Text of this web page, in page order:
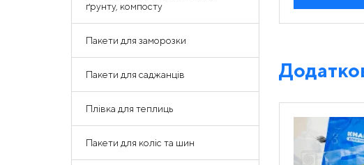
ґрунту, компосту
Пакети для заморозки
Пакети для саджанців
Плівка для теплиць
Пакети для коліс та шин